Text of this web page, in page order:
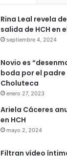
Rina Leal revela
salida de HCH en
septiembre 4, 2024
Novio es
boda por el
Choluteca
enero 27, 2023
Ariela Cáceres
en HCH
mayo 2, 2024
Filtran vídeo